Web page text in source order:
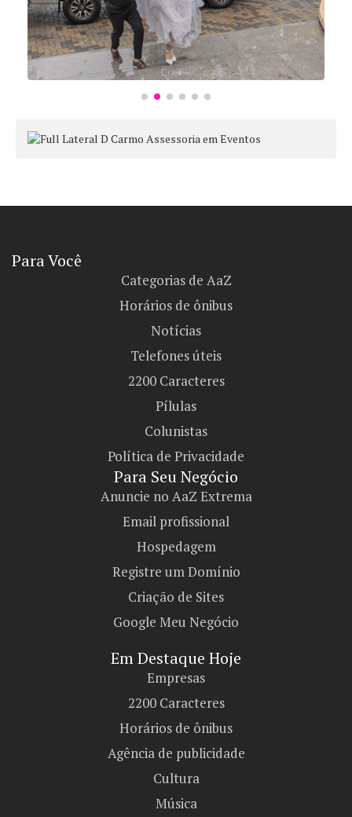
Para Você
Categorias de AaZ
Horários de ônibus
Notícias
Telefones úteis
2200 Caracteres
Pílulas
Colunistas
Política de Privacidade
Para Seu Negócio​
Anuncie no AaZ Extrema
Email profissional
Hospedagem
Registre um Domínio
Criação de Sites
Google Meu Negócio
Em Destaque Hoje
Empresas
2200 Caracteres
Horários de ônibus
Agência de publicidade
Cultura
Música